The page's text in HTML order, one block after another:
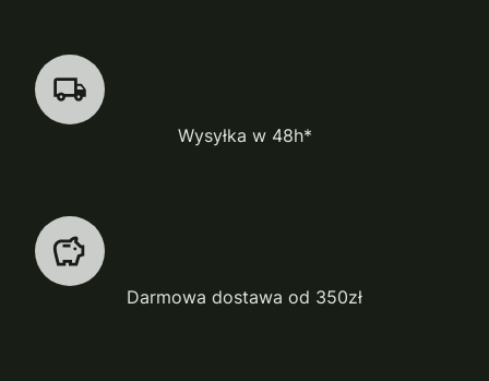
Wysyłka w 48h*
Darmowa dostawa od 350zł